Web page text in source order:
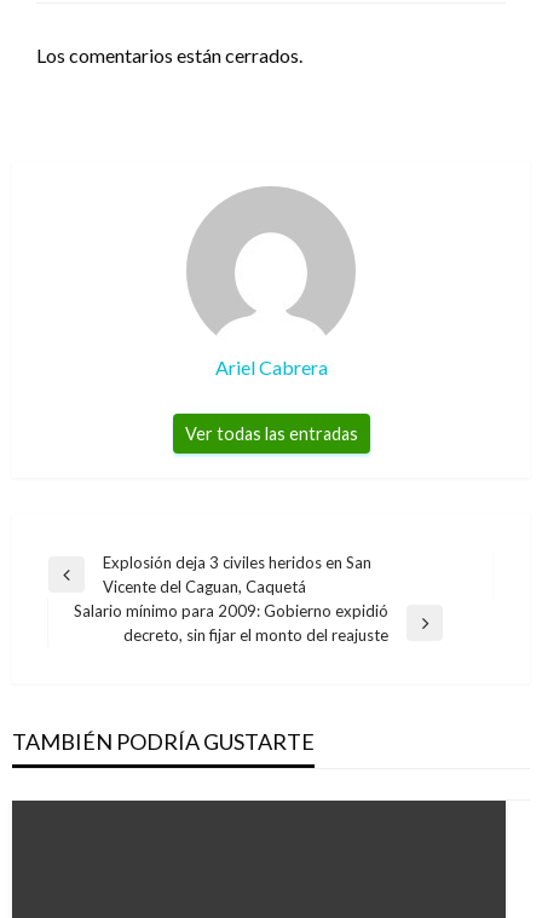
Los comentarios están cerrados.
Ariel Cabrera
Ver todas las entradas
Navegación
de
entradas
Entrada
anterior
Explosión deja 3 civiles heridos en San
Vicente del Caguan, Caquetá
Entrada
Salario mínimo para 2009: Gobierno expidió
decreto, sin fijar el monto del reajuste
TAMBIÉN PODRÍA GUSTARTE